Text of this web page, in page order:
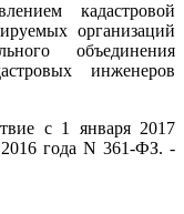
кадастровой
организаций
объединения
инженеров
с 1 января 2017
года N 361-ФЗ. -